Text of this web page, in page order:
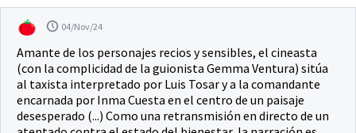
04/Nov/24
Amante de los personajes recios y sensibles, el cineasta
(con la complicidad de la guionista Gemma Ventura) sitúa
al taxista interpretado por Luis Tosar y a la comandante
encarnada por Inma Cuesta en el centro de un paisaje
desesperado (...) Como una retransmisión en directo de un